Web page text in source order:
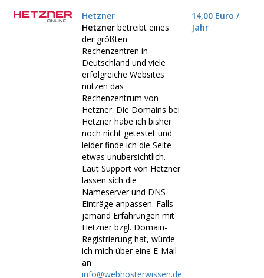
Hetzner
Hetzner betreibt eines
der größten
Rechenzentren in
Deutschland und viele
erfolgreiche Websites
nutzen das
Rechenzentrum von
Hetzner. Die Domains bei
Hetzner habe ich bisher
noch nicht getestet und
leider finde ich die Seite
etwas unübersichtlich.
Laut Support von Hetzner
lassen sich die
Nameserver und DNS-
Einträge anpassen. Falls
jemand Erfahrungen mit
Hetzner bzgl. Domain-
Registrierung hat, würde
ich mich über eine E-Mail
an
info@webhosterwissen.de
14,00 Euro /
Jahr